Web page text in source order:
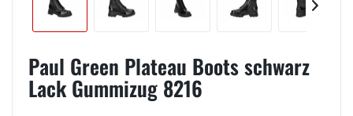
Paul Green Plateau Boots schwarz
Lack Gummizug 8216